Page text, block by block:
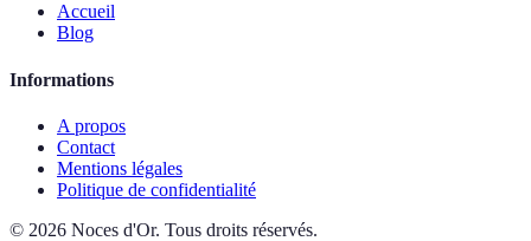
Accueil
Blog
Informations
A propos
Contact
Mentions légales
Politique de confidentialité
© 2026 Noces d'Or. Tous droits réservés.